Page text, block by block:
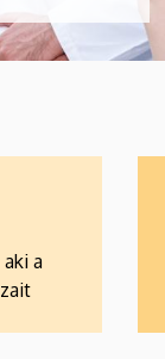
a